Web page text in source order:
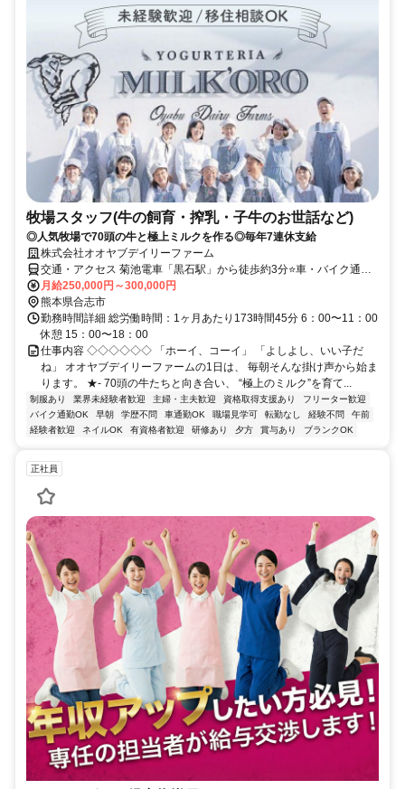
牧場スタッフ(牛の飼育・搾乳・子牛のお世話など)
◎人気牧場で70頭の牛と極上ミルクを作る◎毎年7連休支給
株式会社オオヤブデイリーファーム
交通・アクセス 菊池電車「黒石駅」から徒歩約3分⭐車・バイク通勤
OK
月給250,000円～300,000円
熊本県合志市
勤務時間詳細 総労働時間：1ヶ月あたり173時間45分 6：00〜11：00
休憩 15：00〜18：00
仕事内容 ◇◇◇◇◇◇ 「ホーイ、コーイ」 「よしよし、いい子だ
ね」 オオヤブデイリーファームの1日は、 毎朝そんな掛け声から始ま
ります。 ★- 70頭の牛たちと向き合い、 “極上のミルク”を育て...
制服あり 業界未経験者歓迎 主婦・主夫歓迎 資格取得支援あり
フリーター歓迎
バイク通勤OK
早朝 学歴不問 車通勤OK 職場見学可 転勤なし 経験不問
午前
経験者歓迎
ネイルOK 有資格者歓迎 研修あり 夕方 賞与あり ブランクOK
正社員